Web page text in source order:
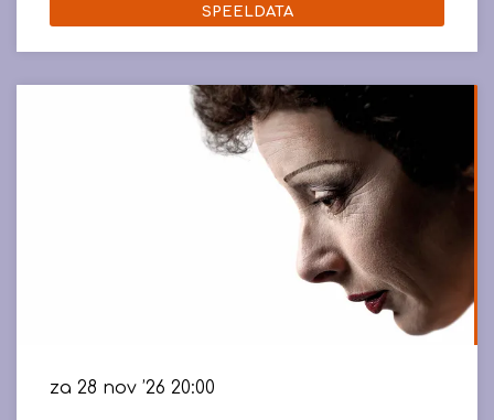
SPEELDATA
za 28 nov ’26 20:00